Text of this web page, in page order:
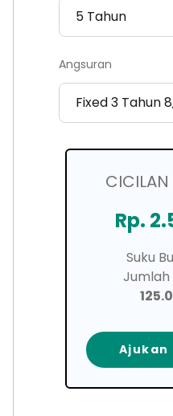
Angsuran
CICILAN
Rp.
Suku
Jumlah
Ajukan